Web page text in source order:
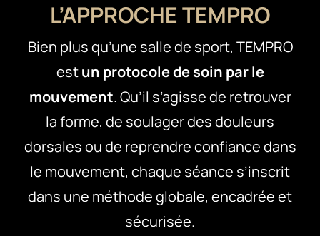
L’APPROCHE TEMPRO
Bien plus qu’une salle de sport, TEMPRO
estun protocole de soin par le
mouvement. Qu’il s’agisse de retrouver
la forme, de soulager des douleurs
dorsales ou de reprendre confiance dans
le mouvement, chaque séance s’inscrit
dans une méthode globale, encadrée et
sécurisée.